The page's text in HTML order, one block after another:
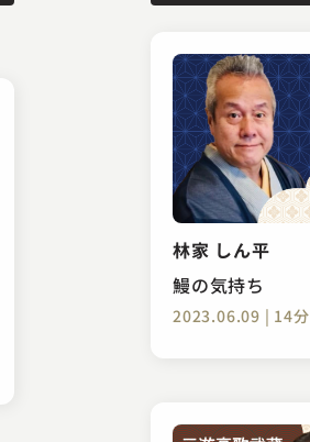
林家 しん平
鰻の気持ち
2023.06.09 | 14分